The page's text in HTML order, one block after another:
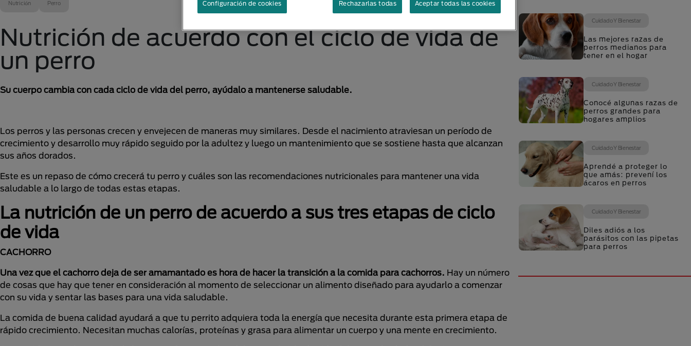
Nutrición Perro
Nutrición de acuerdo con el ciclo de vida de
un perro
Su cuerpo cambia con cada ciclo de vida del perro, ayúdalo a mantenerse saludable.
Los perros y las personas crecen y envejecen de maneras muy similares. Desde el nacimiento atraviesan un período de
crecimiento y desarrollo muy rápido seguido por la adultez y luego un mantenimiento que se sostiene hasta que alcanzan
sus años dorados.
Este es un repaso de cómo crecerá tu perro y cuáles son las recomendaciones nutricionales para mantener una vida
saludable a lo largo de todas estas etapas.
La nutrición de un perro de acuerdo a sus tres etapas de ciclo
de vida
CACHORRO
Una vez que el cachorro deja de ser amamantado es hora de hacer la transición a la comida para cachorros. Hay un número
de cosas que hay que tener en consideración al momento de seleccionar un alimento diseñado para ayudarlo a comenzar
con su vida y sentar las bases para una vida saludable.
La comida de buena calidad ayudará a que tu perrito adquiera toda la energía que necesita durante esta primera etapa de
rápido crecimiento. Necesitan muchas calorías, proteínas y grasa para alimentar un cuerpo y una mente en crecimiento.
Cuidado Y Bienestar
Las mejores razas de
perros medianos para
tener en el hogar
Cuidado Y Bienestar
Conocé algunas razas de
perros grandes para
hogares amplios
Cuidado Y Bienestar
Aprendé a proteger lo
que amás: prevení los
ácaros en perros
Cuidado Y Bienestar
Diles adiós a los
parásitos con las pipetas
para perros
Rechazarlas todas Aceptar todas las cookies
Configuración de cookies